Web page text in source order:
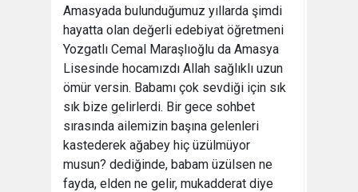
Amasyada bulunduğumuz yıllarda şimdi
hayatta olan değerli edebiyat öğretmeni
Yozgatlı Cemal Maraşlıoğlu da Amasya
Lisesinde hocamızdı Allah sağlıklı uzun
ömür versin. Babamı çok sevdiği için sık
sık bize gelirlerdi. Bir gece sohbet
sırasında ailemizin başına gelenleri
kastederek ağabey hiç üzülmüyor
musun? dediğinde, babam üzülsen ne
fayda, elden ne gelir, mukadderat diye